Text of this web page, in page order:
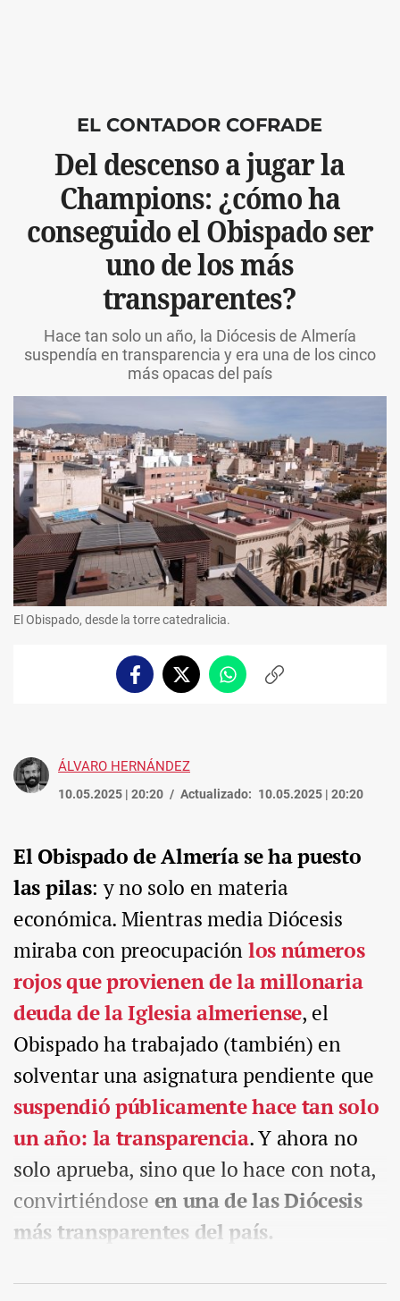
EL CONTADOR COFRADE
Del descenso a jugar la
Champions: ¿cómo ha
conseguido el Obispado ser
uno de los más
transparentes?
Hace tan solo un año, la Diócesis de Almería
suspendía en transparencia y era una de los cinco
más opacas del país
El Obispado, desde la torre catedralicia.
FacebookTwitterWhatsappCopiar
ÁLVARO HERNÁNDEZ
10.05.2025 | 20:20 Actualizado: 10.05.2025 | 20:20
El Obispado de Almería se ha puesto
las pilas: y no solo en materia
económica. Mientras media Diócesis
miraba con preocupaciónlos números
rojos que provienen de la millonaria
deuda de la Iglesia almeriense, el
Obispado ha trabajado (también) en
solventar una asignatura pendiente que
suspendió públicamente hace tan solo
un año: la transparencia. Y ahora no
solo aprueba, sino que lo hace con nota,
convirtiéndose en una de las Diócesis
más transparentes del país.